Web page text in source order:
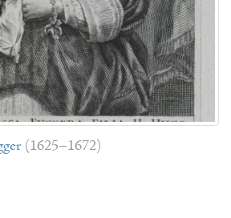
(1625–1672)